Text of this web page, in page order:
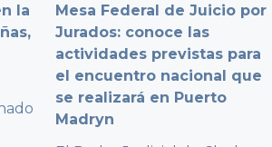
la
Mesa Federal de Juicio por
Jurados: conoce las
actividades previstas para
el encuentro nacional que
se realizará en Puerto
Madryn